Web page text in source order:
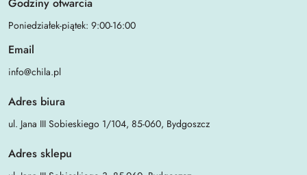
Poniedziałek-piątek: 9:00-16:00
Email
info@chila.pl
Adres biura
ul. Jana III Sobieskiego 1/104, 85-060, Bydgoszcz
Adres sklepu